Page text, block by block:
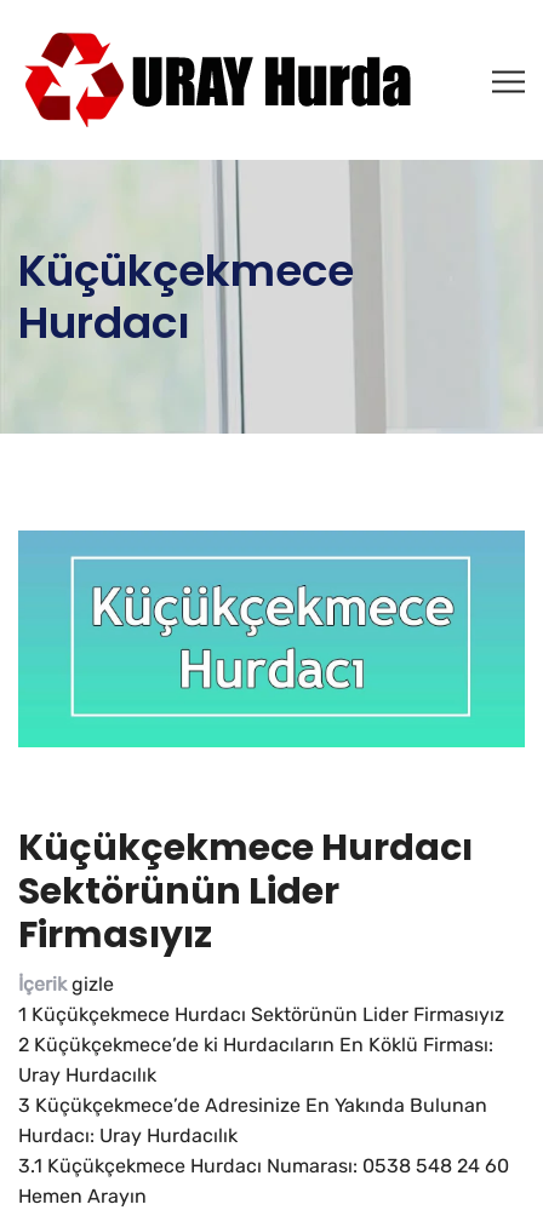
Küçükçekmece
Hurdacı
Küçükçekmece Hurdacı
Sektörünün Lider
Firmasıyız
İçerik gizle
1 Küçükçekmece Hurdacı Sektörünün Lider Firmasıyız
2 Küçükçekmece’de ki Hurdacıların En Köklü Firması:
Uray Hurdacılık
3 Küçükçekmece’de Adresinize En Yakında Bulunan
Hurdacı: Uray Hurdacılık
3.1 Küçükçekmece Hurdacı Numarası: 0538 548 24 60
Hemen Arayın